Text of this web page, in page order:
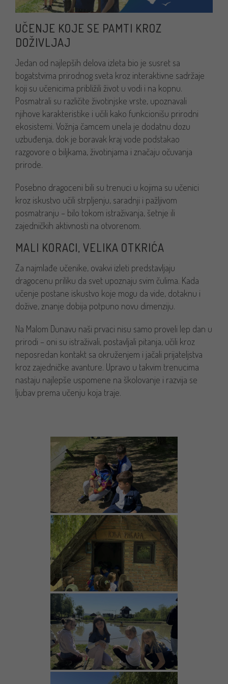
UČENJE KOJE SE PAMTI KROZ
DOŽIVLJAJ
Jedan od najlepših delova izleta bio je susret sa
bogatstvima prirodnog sveta kroz interaktivne sadržaje
koji su učenicima približili život u vodi i na kopnu.
Posmatrali su različite životinjske vrste, upoznavali
njihove karakteristike i učili kako funkcionišu prirodni
ekosistemi. Vožnja čamcem unela je dodatnu dozu
uzbuđenja, dok je boravak kraj vode podstakao
razgovore o biljkama, životinjama i značaju očuvanja
prirode.
Posebno dragoceni bili su trenuci u kojima su učenici
kroz iskustvo učili strpljenju, saradnji i pažljivom
posmatranju – bilo tokom istraživanja, šetnje ili
zajedničkih aktivnosti na otvorenom.
MALI KORACI, VELIKA OTKRIĆA
Za najmlađe učenike, ovakvi izleti predstavljaju
dragocenu priliku da svet upoznaju svim čulima. Kada
učenje postane iskustvo koje mogu da vide, dotaknu i
dožive, znanje dobija potpuno novu dimenziju.
Na Malom Dunavu naši prvaci nisu samo proveli lep dan u
prirodi – oni su istraživali, postavljali pitanja, učili kroz
neposredan kontakt sa okruženjem i jačali prijateljstva
kroz zajedničke avanture. Upravo u takvim trenucima
nastaju najlepše uspomene na školovanje i razvija se
ljubav prema učenju koja traje.